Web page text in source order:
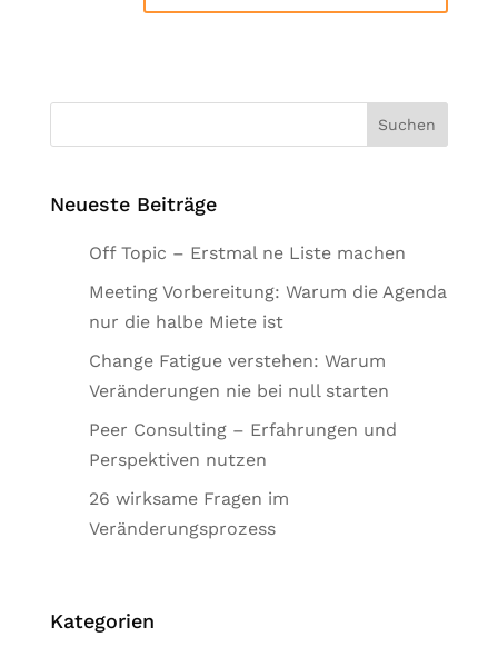
Neueste Beiträge
Off Topic – Erstmal ne Liste machen
Meeting Vorbereitung: Warum die Agenda
nur die halbe Miete ist
Change Fatigue verstehen: Warum
Veränderungen nie bei null starten
Peer Consulting – Erfahrungen und
Perspektiven nutzen
26 wirksame Fragen im
Veränderungsprozess
Kategorien